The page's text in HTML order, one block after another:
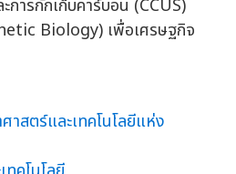
การกักเก็บคาร์บอน (CCUS)
Biology) เพื่อเศรษฐกิจ
าสตร์และเทคโนโลยีแห่ง